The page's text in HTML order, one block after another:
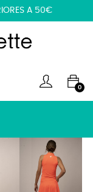
A 50€
0